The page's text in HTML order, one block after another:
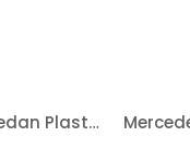
Mercedes C Serisi W204 Sedan Plastik 2007-2013 Bej Paspas ve Bagaj Havuzu Seti